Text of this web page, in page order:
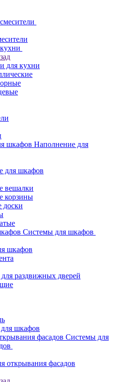
для кухни
Наполнение для
для шкафов
вешалки
корзины
доски
Системы для шкафов
шкафов
раздвижных дверей
шкафов
Системы для
открывания фасадов